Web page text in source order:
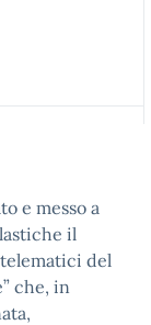
e messo a
il
del
che, in